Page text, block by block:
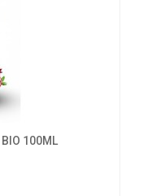
100ML